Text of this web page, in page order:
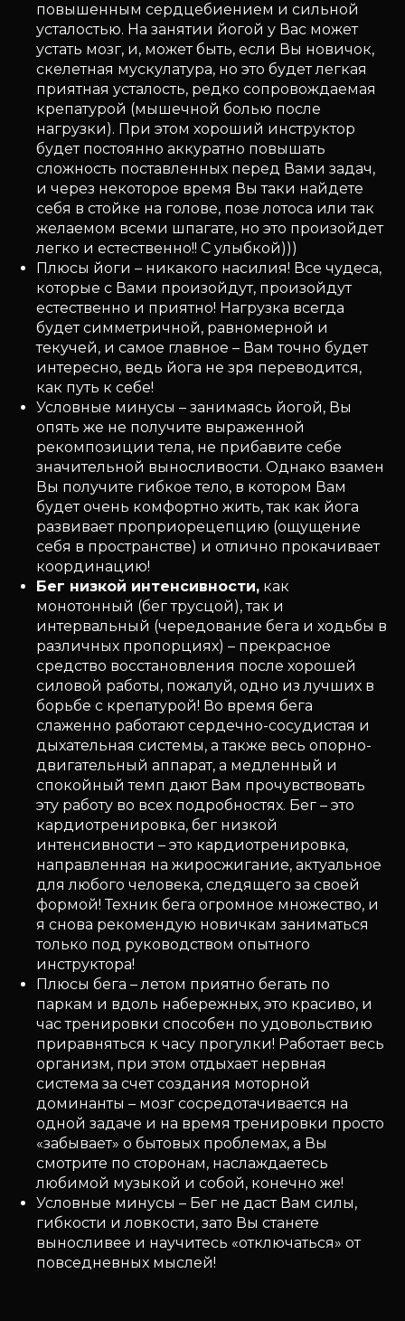
повышенным сердцебиением и сильной
усталостью. На занятии йогой у Вас может
устать мозг, и, может быть, если Вы новичок,
скелетная мускулатура, но это будет легкая
приятная усталость, редко сопровождаемая
крепатурой (мышечной болью после
нагрузки). При этом хороший инструктор
будет постоянно аккуратно повышать
сложность поставленных перед Вами задач,
и через некоторое время Вы таки найдете
себя в стойке на голове, позе лотоса или так
желаемом всеми шпагате, но это произойдет
легко и естественно!! С улыбкой)))
Плюсы йоги – никакого насилия! Все чудеса,
которые с Вами произойдут, произойдут
естественно и приятно! Нагрузка всегда
будет симметричной, равномерной и
текучей, и самое главное – Вам точно будет
интересно, ведь йога не зря переводится,
как путь к себе!
Условные минусы – занимаясь йогой, Вы
опять же не получите выраженной
рекомпозиции тела, не прибавите себе
значительной выносливости. Однако взамен
Вы получите гибкое тело, в котором Вам
будет очень комфортно жить, так как йога
развивает проприорецепцию (ощущение
себя в пространстве) и отлично прокачивает
координацию!
Бег низкой интенсивности, как
монотонный (бег трусцой), так и
интервальный (чередование бега и ходьбы в
различных пропорциях) – прекрасное
средство восстановления после хорошей
силовой работы, пожалуй, одно из лучших в
борьбе с крепатурой! Во время бега
слаженно работают сердечно-сосудистая и
дыхательная системы, а также весь опорно-
двигательный аппарат, а медленный и
спокойный темп дают Вам прочувствовать
эту работу во всех подробностях. Бег – это
кардиотренировка, бег низкой
интенсивности – это кардиотренировка,
направленная на жиросжигание, актуальное
для любого человека, следящего за своей
формой! Техник бега огромное множество, и
я снова рекомендую новичкам заниматься
только под руководством опытного
инструктора!
Плюсы бега – летом приятно бегать по
паркам и вдоль набережных, это красиво, и
час тренировки способен по удовольствию
приравняться к часу прогулки! Работает весь
организм, при этом отдыхает нервная
система за счет создания моторной
доминанты – мозг сосредотачивается на
одной задаче и на время тренировки просто
«забывает» о бытовых проблемах, а Вы
смотрите по сторонам, наслаждаетесь
любимой музыкой и собой, конечно же!
Условные минусы – Бег не даст Вам силы,
гибкости и ловкости, зато Вы станете
выносливее и научитесь «отключаться» от
повседневных мыслей!